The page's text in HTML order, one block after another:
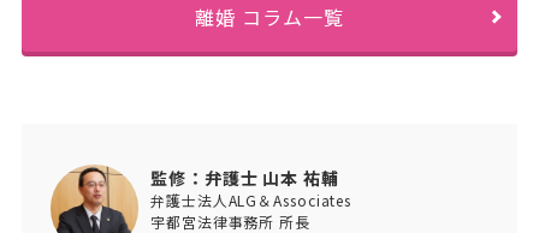
離婚 コラム一覧
監修：弁護士 山本 祐輔
弁護士法人ALG＆Associates
宇都宮法律事務所 所長